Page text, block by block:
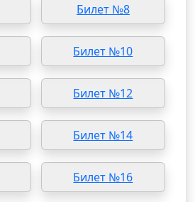
Билет №8
Билет №10
Билет №12
Билет №14
Билет №16